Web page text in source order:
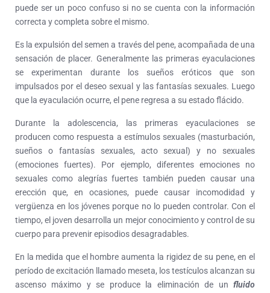
puede ser un poco confuso si no se cuenta con la información
correcta y completa sobre el mismo.
Es la expulsión del semen a través del pene, acompañada de una
sensación de placer. Generalmente las primeras eyaculaciones
se experimentan durante los sueños eróticos que son
impulsados por el deseo sexual y las fantasías sexuales. Luego
que la eyaculación ocurre, el pene regresa a su estado flácido.
Durante la adolescencia, las primeras eyaculaciones se
producen como respuesta a estímulos sexuales (masturbación,
sueños o fantasías sexuales, acto sexual) y no sexuales
(emociones fuertes). Por ejemplo, diferentes emociones no
sexuales como alegrías fuertes también pueden causar una
erección que, en ocasiones, puede causar incomodidad y
vergüenza en los jóvenes porque no lo pueden controlar. Con el
tiempo, el joven desarrolla un mejor conocimiento y control de su
cuerpo para prevenir episodios desagradables.
En la medida que el hombre aumenta la rigidez de su pene, en el
período de excitación llamado meseta, los testículos alcanzan su
ascenso máximo y se produce la eliminación de un fluido